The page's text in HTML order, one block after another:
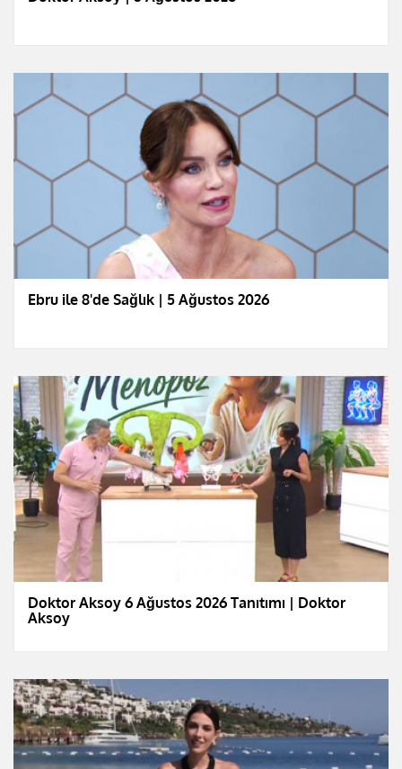
Ebru ile 8'de Sağlık | 5 Ağustos 2026
Doktor Aksoy 6 Ağustos 2026 Tanıtımı | Doktor
Aksoy